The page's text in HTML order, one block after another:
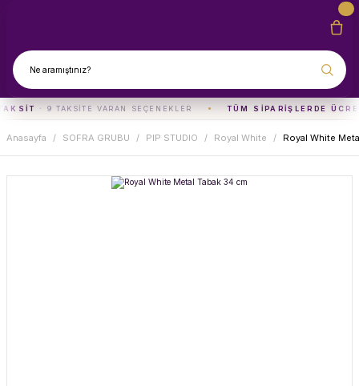
· 9 TAKSITE VARAN SEÇENEKLER TÜM SIPARIŞLERDE
Anasayfa SOFRA GRUBU PIP STUDIO Royal White Royal White